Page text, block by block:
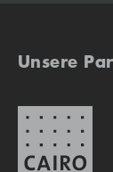
Unsere